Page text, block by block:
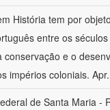
História tem por
entre os
e o
impérios coloniais. Apr
de Santa Maria -